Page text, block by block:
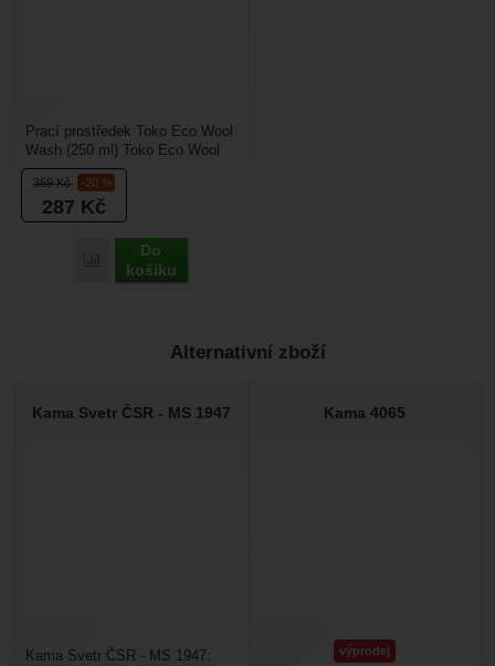
359Kč -20 %
287 Kč
Porovnat
Do
košíku
Prací prostředek Toko Eco Wool
Wash (250 ml) Toko Eco Wool
Wash je ekologický tekutý prací
prostředek...
Alternativní zboží
Kama Svetr ČSR - MS 1947
Kama Svetr ČSR - MS 1947:
Kama 4065
výprodej